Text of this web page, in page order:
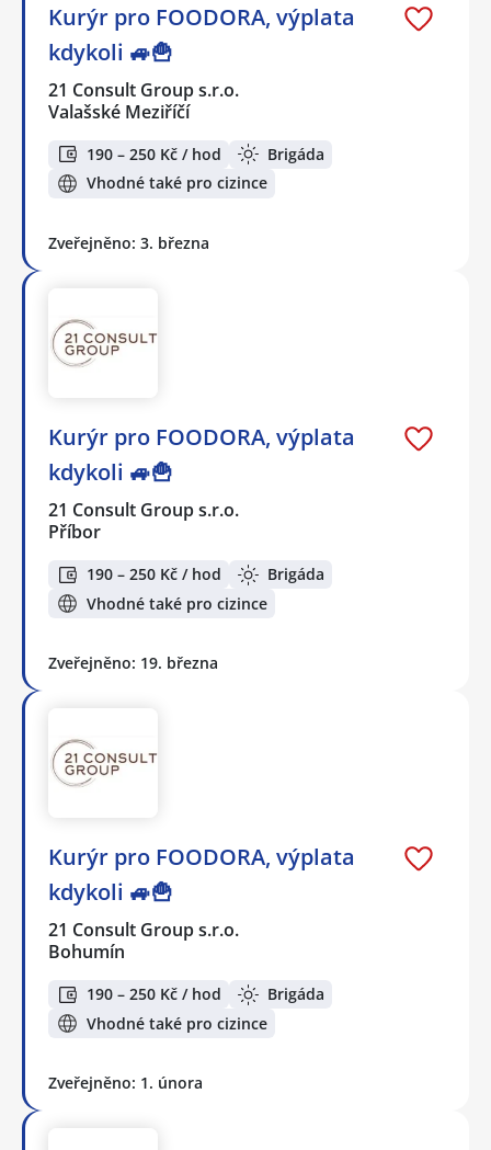
Kurýr pro FOODORA, výplata
kdykoli 🚙🍟
21 Consult Group s.r.o.
Valašské Meziříčí
190 – 250 Kč / hod
Brigáda
Vhodné také pro cizince
Zveřejněno: 3. března
Kurýr pro FOODORA, výplata
kdykoli 🚙🍟
21 Consult Group s.r.o.
Příbor
190 – 250 Kč / hod
Brigáda
Vhodné také pro cizince
Zveřejněno: 19. března
Kurýr pro FOODORA, výplata
kdykoli 🚙🍟
21 Consult Group s.r.o.
Bohumín
190 – 250 Kč / hod
Brigáda
Vhodné také pro cizince
Zveřejněno: 1. února